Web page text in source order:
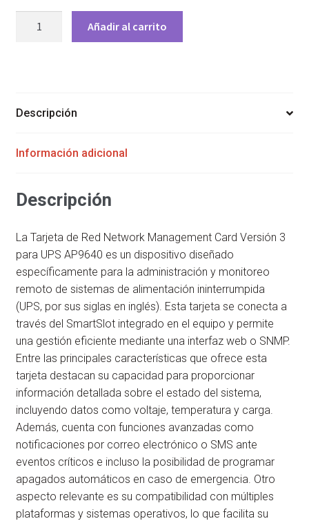
MANAGEMENT
3
UPS
cantidad
Añadir al carrito
Descripción
Información adicional
Descripción
La Tarjeta de Red Network Management Card Versión 3
para UPS AP9640 es un dispositivo diseñado
específicamente para la administración y monitoreo
remoto de sistemas de alimentación ininterrumpida
(UPS, por sus siglas en inglés). Esta tarjeta se conecta a
través del SmartSlot integrado en el equipo y permite
una gestión eficiente mediante una interfaz web o SNMP.
Entre las principales características que ofrece esta
tarjeta destacan su capacidad para proporcionar
información detallada sobre el estado del sistema,
incluyendo datos como voltaje, temperatura y carga.
Además, cuenta con funciones avanzadas como
notificaciones por correo electrónico o SMS ante
eventos críticos e incluso la posibilidad de programar
apagados automáticos en caso de emergencia. Otro
aspecto relevante es su compatibilidad con múltiples
plataformas y sistemas operativos, lo que facilita su